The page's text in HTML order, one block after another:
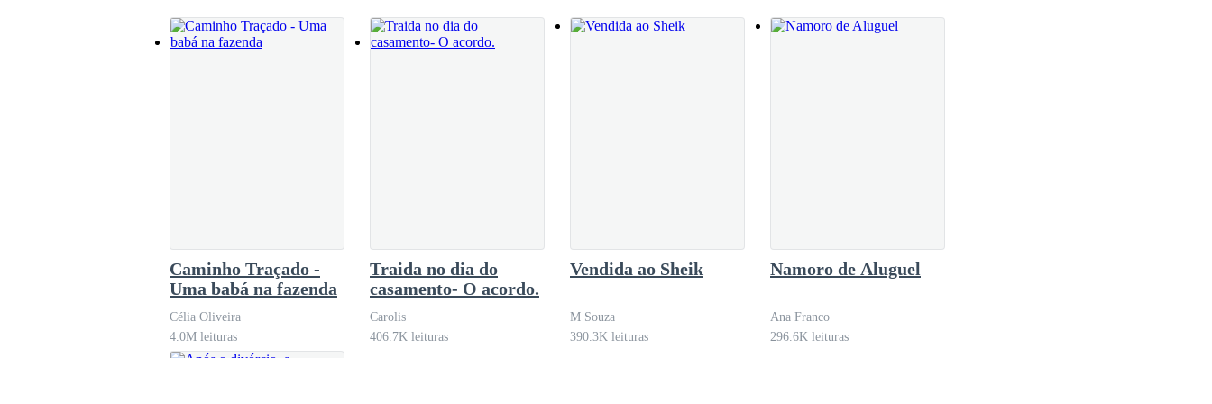
Caminho Traçado -
Uma babá na fazenda
Célia Oliveira
4.0M leituras
Traida no dia do
casamento- O acordo.
Carolis
406.7K leituras
Vendida ao Sheik
M Souza
390.3K leituras
Namoro de Aluguel
Ana Franco
296.6K leituras